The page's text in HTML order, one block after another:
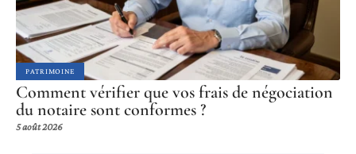
PATRIMOINE
Comment vérifier que vos frais de négociation
du notaire sont conformes ?
5 août 2026